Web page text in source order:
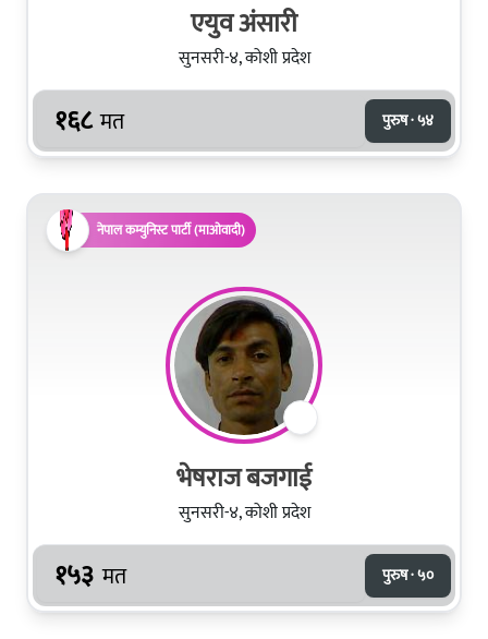
एयुव अंसारी
सुनसरी-४, कोशी प्रदेश
१६८ मत पुरुष · ५४
नेपाल कम्युनिस्ट पार्टी (माओवादी)
भेषराज बजगाई
सुनसरी-४, कोशी प्रदेश
१५३ मत पुरुष · ५०